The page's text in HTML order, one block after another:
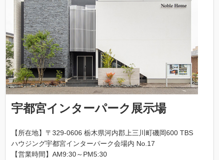
宇都宮インターパーク展示場
【所在地】〒329-0606 栃木県河内郡上三川町磯岡600 TBS
ハウジング宇都宮インターパーク会場内 No.17
【営業時間】AM9:30～PM5:30